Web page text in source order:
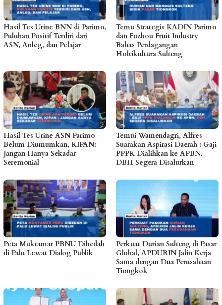
Hasil Tes Urine BNN di Parimo,
Puluhan Positif Terdiri dari
ASN, Anleg, dan Pelajar
Temu Strategis KADIN Parimo
dan Fuzhou Fruit Industry
Bahas Perdagangan
Holtikultura Sulteng
Hasil Tes Urine ASN Parimo
Belum Diumumkan, KIPAN:
Jangan Hanya Sekadar
Seremonial
Temui Wamendagri, Alfres
Suarakan Aspirasi Daerah : Gaji
PPPK Dialihkan ke APBN,
DBH Segera Disalurkan
Peta Muktamar PBNU Dibedah
di Palu Lewat Dialog Publik
Perkuat Durian Sulteng di Pasar
Global, APDURIN Jalin Kerja
Sama dengan Dua Perusahaan
Tiongkok